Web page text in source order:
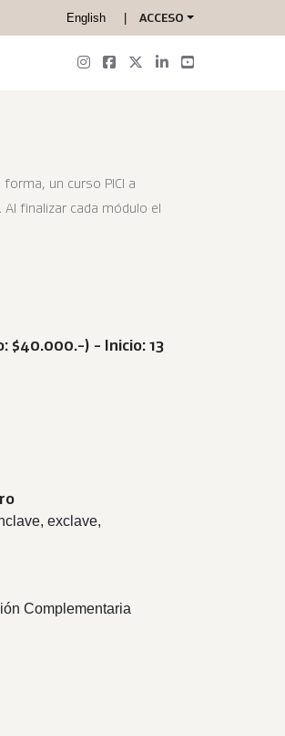
English ACCESO
un curso PICI a
finalizar cada módulo el
$40.000.-) - Inicio: 13
exclave,
Complementaria